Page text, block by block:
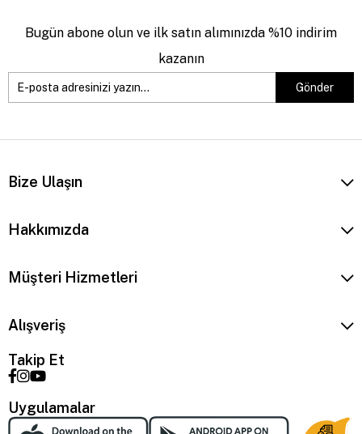
Bugün abone olun ve ilk satın alımınızda %10 indirim
kazanın
Gönder
Bize Ulaşın
Hakkımızda
Müşteri Hizmetleri
Alışveriş
Takip Et
Uygulamalar